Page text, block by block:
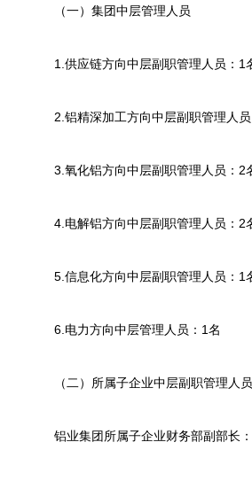
（一）集团中层管理人员
1.供应链方向中层副职管理人员：1
2.铝精深加工方向中层副职管理人员
3.氧化铝方向中层副职管理人员：2
4.电解铝方向中层副职管理人员：2
5.信息化方向中层副职管理人员：1
6.电力方向中层管理人员：1名
（二）所属子企业中层副职管理人员
铝业集团所属子企业财务部副部长